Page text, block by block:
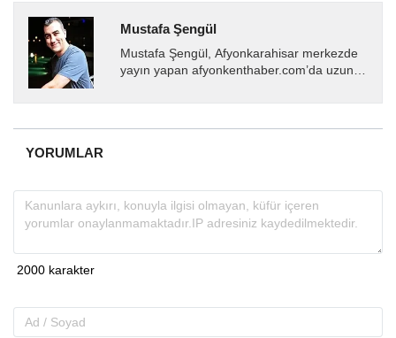
Mustafa Şengül
Mustafa Şengül, Afyonkarahisar merkezde
yayın yapan afyonkenthaber.com’da uzun
almakta, haber akışı...
YORUMLAR